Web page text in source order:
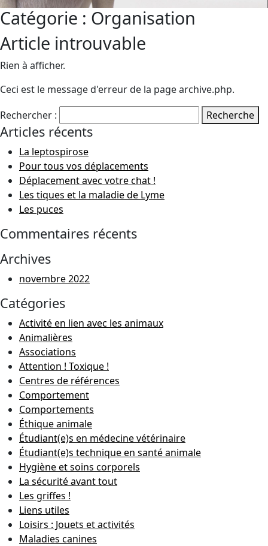
Catégorie : Organisation
Article introuvable
Rien à afficher.
Ceci est le message d'erreur de la page archive.php.
Rechercher :
Recherche
Articles récents
La leptospirose
Pour tous vos déplacements
Déplacement avec votre chat !
Les tiques et la maladie de Lyme
Les puces
Commentaires récents
Archives
novembre 2022
Catégories
Activité en lien avec les animaux
Animalières
Associations
Attention ! Toxique !
Centres de références
Comportement
Comportements
Éthique animale
Étudiant(e)s en médecine vétérinaire
Étudiant(e)s technique en santé animale
Hygiène et soins corporels
La sécurité avant tout
Les griffes !
Liens utiles
Loisirs : Jouets et activités
Maladies canines